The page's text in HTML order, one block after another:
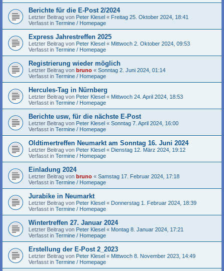
Berichte für die E-Post 2/2024
Letzter Beitrag von Peter Klesel « Freitag 25. Oktober 2024, 18:41
Verfasst in Termine / Homepage
Express Jahrestreffen 2025
Letzter Beitrag von Peter Klesel « Mittwoch 2. Oktober 2024, 09:53
Verfasst in Termine / Homepage
Registrierung wieder möglich
Letzter Beitrag von bruno « Sonntag 2. Juni 2024, 01:14
Verfasst in Termine / Homepage
Hercules-Tag in Nürnberg
Letzter Beitrag von Peter Klesel « Mittwoch 24. April 2024, 18:53
Verfasst in Termine / Homepage
Berichte usw, für die nächste E-Post
Letzter Beitrag von Peter Klesel « Sonntag 7. April 2024, 16:00
Verfasst in Termine / Homepage
Oldtimertreffen Neumarkt am Sonntag 16. Juni 2024
Letzter Beitrag von Peter Klesel « Dienstag 12. März 2024, 19:12
Verfasst in Termine / Homepage
Einladung 2024
Letzter Beitrag von bruno « Samstag 17. Februar 2024, 17:18
Verfasst in Termine / Homepage
Jurabike in Neumarkt
Letzter Beitrag von Peter Klesel « Donnerstag 1. Februar 2024, 18:39
Verfasst in Termine / Homepage
Wintertreffen 27. Januar 2024
Letzter Beitrag von Peter Klesel « Montag 8. Januar 2024, 17:21
Verfasst in Termine / Homepage
Erstellung der E-Post 2_2023
Letzter Beitrag von Peter Klesel « Mittwoch 8. November 2023, 14:49
Verfasst in Termine / Homepage